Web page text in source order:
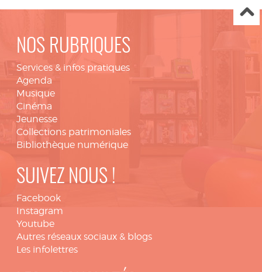
NOS RUBRIQUES
Services & infos pratiques
Agenda
Musique
Cinéma
Jeunesse
Collections patrimoniales
Bibliothèque numérique
SUIVEZ NOUS !
Facebook
Instagram
Youtube
Autres réseaux sociaux & blogs
Les infolettres